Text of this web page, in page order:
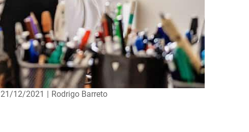
21/12/2021 | Rodrigo Barreto